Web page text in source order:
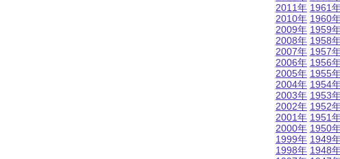
2011年
2010年
2009年
2008年
2007年
2006年
2005年
2004年
2003年
2002年
2001年
2000年
1999年
1998年
1961
1960
1959
1958
1957
1956
1955
1954
1953
1952
1951
1950
1949
1948